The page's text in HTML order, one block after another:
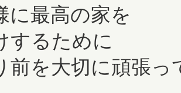
に最高の家を
するために
前を大切に頑張っ